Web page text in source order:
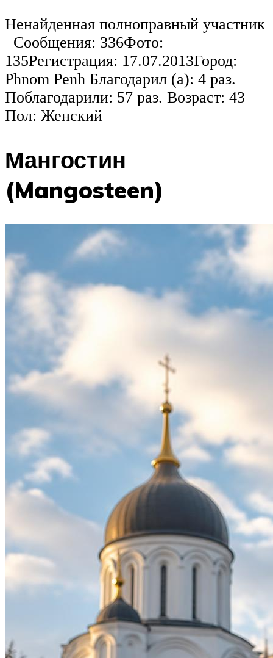
Ненайденная полноправный участник
Сообщения: 336Фото:
135Регистрация: 17.07.2013Город:
Phnom Penh Благодарил (а): 4 раз.
Поблагодарили: 57 раз. Возраст: 43
Пол: Женский
Мангостин
(Mangosteen)